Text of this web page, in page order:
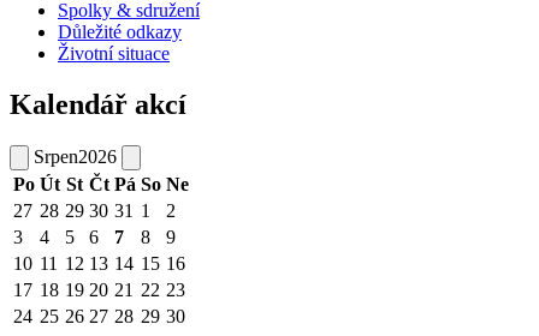
Spolky & sdružení
Důležité odkazy
Životní situace
Kalendář akcí
Srpen2026
Po Út St Čt Pá So Ne
27 28 29 30 31 1
2
3
4 5 6 7 8
9
10 11 12 13 14 15 16
17 18 19 20 21 22 23
24 25 26 27 28 29 30